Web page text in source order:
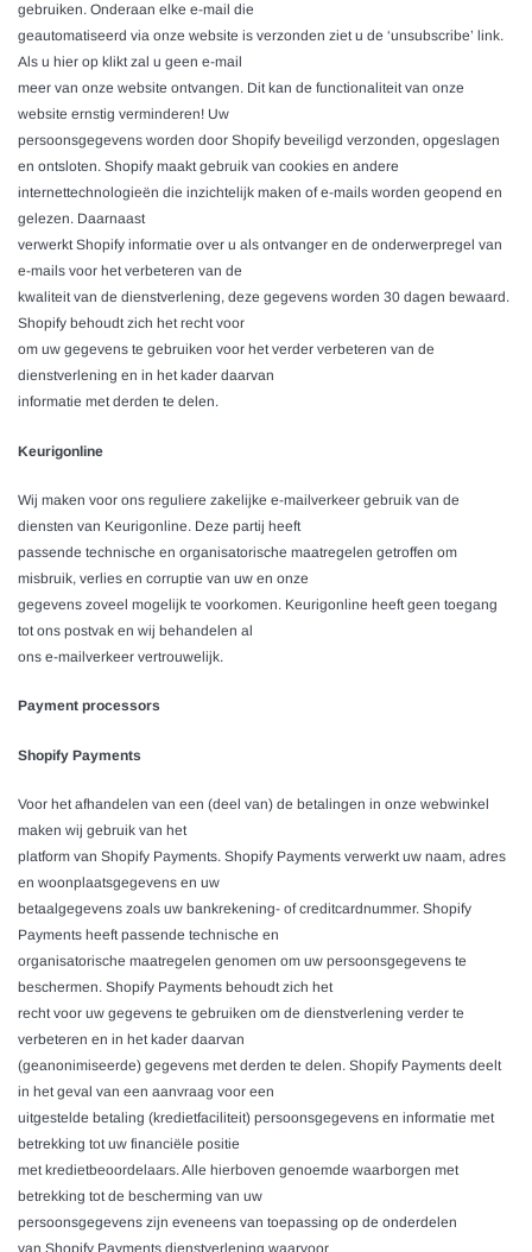
gebruiken. Onderaan elke e-mail die
geautomatiseerd via onze website is verzonden ziet u de ‘unsubscribe’ link.
Als u hier op klikt zal u geen e-mail
meer van onze website ontvangen. Dit kan de functionaliteit van onze
website ernstig verminderen! Uw
persoonsgegevens worden door Shopify beveiligd verzonden, opgeslagen
en ontsloten. Shopify maakt gebruik van cookies en andere
internettechnologieën die inzichtelijk maken of e-mails worden geopend en
gelezen. Daarnaast
verwerkt Shopify informatie over u als ontvanger en de onderwerpregel van
e-mails voor het verbeteren van de
kwaliteit van de dienstverlening, deze gegevens worden 30 dagen bewaard.
Shopify behoudt zich het recht voor
om uw gegevens te gebruiken voor het verder verbeteren van de
dienstverlening en in het kader daarvan
informatie met derden te delen.
Keurigonline
Wij maken voor ons reguliere zakelijke e-mailverkeer gebruik van de
diensten van Keurigonline. Deze partij heeft
passende technische en organisatorische maatregelen getroffen om
misbruik, verlies en corruptie van uw en onze
gegevens zoveel mogelijk te voorkomen. Keurigonline heeft geen toegang
tot ons postvak en wij behandelen al
ons e-mailverkeer vertrouwelijk.
Payment processors
Shopify Payments
Voor het afhandelen van een (deel van) de betalingen in onze webwinkel
maken wij gebruik van het
platform van Shopify Payments. Shopify Payments verwerkt uw naam, adres
en woonplaatsgegevens en uw
betaalgegevens zoals uw bankrekening- of creditcardnummer. Shopify
Payments heeft passende technische en
organisatorische maatregelen genomen om uw persoonsgegevens te
beschermen. Shopify Payments behoudt zich het
recht voor uw gegevens te gebruiken om de dienstverlening verder te
verbeteren en in het kader daarvan
(geanonimiseerde) gegevens met derden te delen. Shopify Payments deelt
in het geval van een aanvraag voor een
uitgestelde betaling (kredietfaciliteit) persoonsgegevens en informatie met
betrekking tot uw financiële positie
met kredietbeoordelaars. Alle hierboven genoemde waarborgen met
betrekking tot de bescherming van uw
persoonsgegevens zijn eveneens van toepassing op de onderdelen